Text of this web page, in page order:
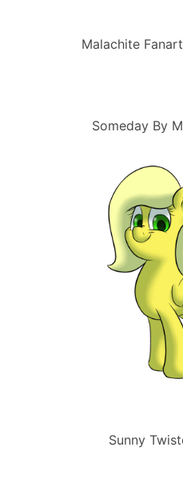
Malachite
Someday By
Sunny